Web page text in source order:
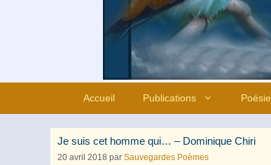
Accueil Publications Poésie
Je suis cet homme qui… – Dominique Chiri
20 avril 2018 par Sauvegardes Poèmes